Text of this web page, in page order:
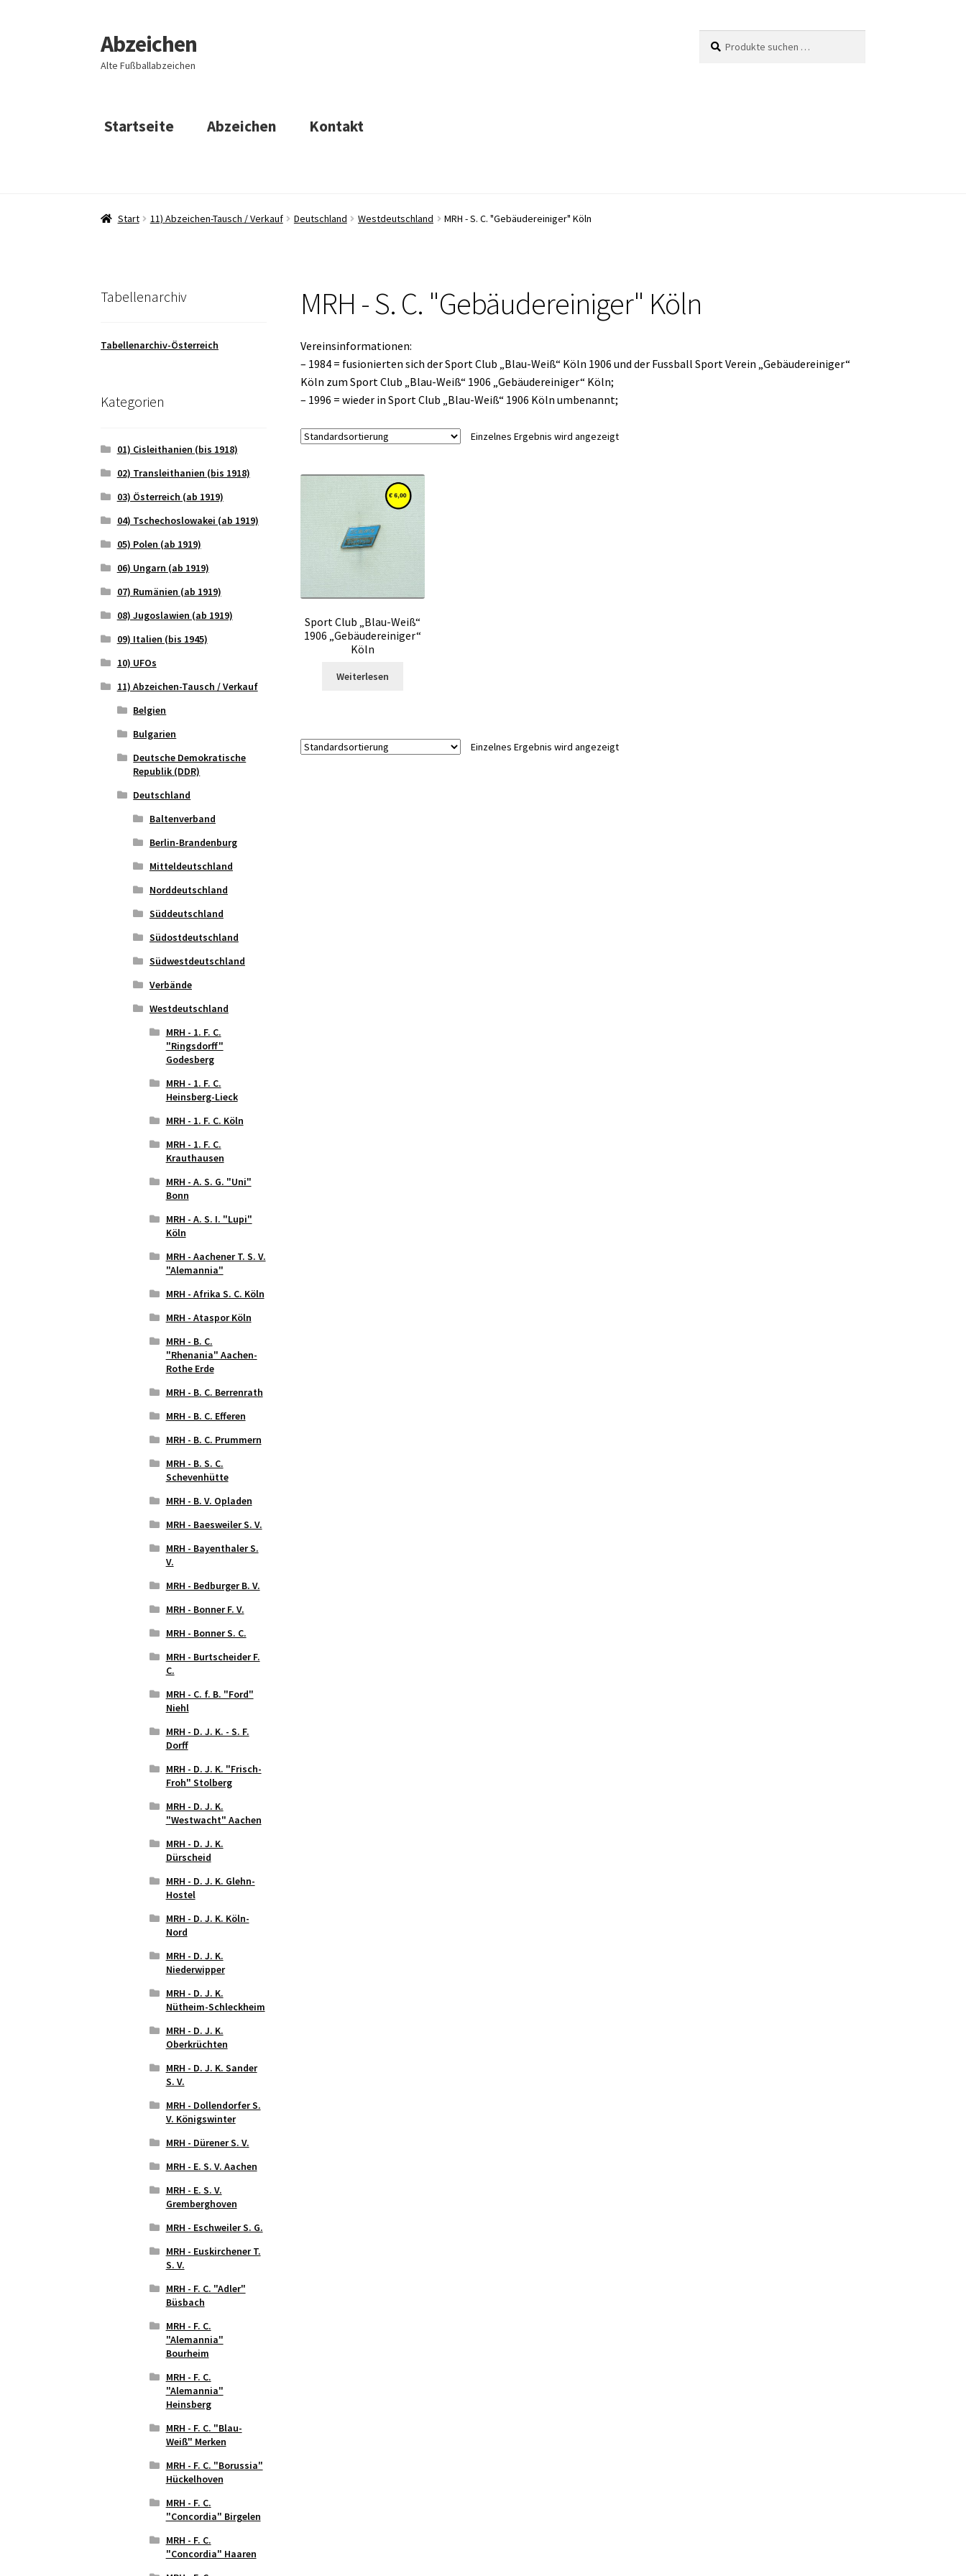
Zur
Navigation
springen
Zum
Inhalt
springen
Abzeichen
Alte Fußballabzeichen
nach:
Startseite Abzeichen Kontakt
Start 11) Abzeichen-Tausch / Verkauf Deutschland Westdeutschland MRH - S. C. "Gebäudereiniger" Köln
MRH - S. C. "Gebäudereiniger" Köln
Vereinsinformationen:
– 1984 = fusionierten sich der Sport Club „Blau-Weiß“ Köln 1906 und der Fussball Sport Verein „Gebäudereiniger“
Köln zum Sport Club „Blau-Weiß“ 1906 „Gebäudereiniger“ Köln;
– 1996 = wieder in Sport Club „Blau-Weiß“ 1906 Köln umbenannt;
Einzelnes Ergebnis wird angezeigt
Sport Club „Blau-Weiß“
1906 „Gebäudereiniger“
Köln
Weiterlesen
Einzelnes Ergebnis wird angezeigt
Tabellenarchiv
Tabellenarchiv-Österreich
Kategorien
01) Cisleithanien (bis 1918)
02) Transleithanien (bis 1918)
03) Österreich (ab 1919)
04) Tschechoslowakei (ab 1919)
05) Polen (ab 1919)
06) Ungarn (ab 1919)
07) Rumänien (ab 1919)
08) Jugoslawien (ab 1919)
09) Italien (bis 1945)
10) UFOs
11) Abzeichen-Tausch / Verkauf
Belgien
Bulgarien
Deutsche Demokratische
Republik (DDR)
Deutschland
Baltenverband
Berlin-Brandenburg
Mitteldeutschland
Norddeutschland
Süddeutschland
Südostdeutschland
Südwestdeutschland
Verbände
Westdeutschland
MRH - 1. F. C.
"Ringsdorff"
Godesberg
MRH - 1. F. C.
Heinsberg-Lieck
MRH - 1. F. C. Köln
MRH - 1. F. C.
Krauthausen
MRH - A. S. G. "Uni"
Bonn
MRH - A. S. I. "Lupi"
Köln
MRH - Aachener T. S. V.
"Alemannia"
MRH - Afrika S. C. Köln
MRH - Ataspor Köln
MRH - B. C.
"Rhenania" Aachen-
Rothe Erde
MRH - B. C. Berrenrath
MRH - B. C. Efferen
MRH - B. C. Prummern
MRH - B. S. C.
Schevenhütte
MRH - B. V. Opladen
MRH - Baesweiler S. V.
MRH - Bayenthaler S.
V.
MRH - Bedburger B. V.
MRH - Bonner F. V.
MRH - Bonner S. C.
MRH - Burtscheider F.
C.
MRH - C. f. B. "Ford"
Niehl
MRH - D. J. K. - S. F.
Dorff
MRH - D. J. K. "Frisch-
Froh" Stolberg
MRH - D. J. K.
"Westwacht" Aachen
MRH - D. J. K.
Dürscheid
MRH - D. J. K. Glehn-
Hostel
MRH - D. J. K. Köln-
Nord
MRH - D. J. K.
Niederwipper
MRH - D. J. K.
Nütheim-Schleckheim
MRH - D. J. K.
Oberkrüchten
MRH - D. J. K. Sander
S. V.
MRH - Dollendorfer S.
V. Königswinter
MRH - Dürener S. V.
MRH - E. S. V. Aachen
MRH - E. S. V.
Gremberghoven
MRH - Eschweiler S. G.
MRH - Euskirchener T.
S. V.
MRH - F. C. "Adler"
Büsbach
MRH - F. C.
"Alemannia"
Bourheim
MRH - F. C.
"Alemannia"
Heinsberg
MRH - F. C. "Blau-
Weiß" Merken
MRH - F. C. "Borussia"
Hückelhoven
MRH - F. C.
"Concordia" Birgelen
MRH - F. C.
"Concordia" Haaren